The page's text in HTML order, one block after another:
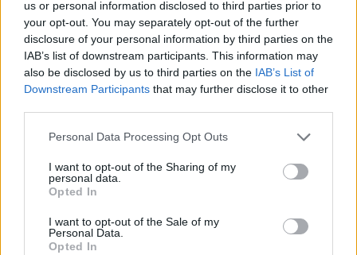
us or personal information disclosed to third parties prior to
your opt-out. You may separately opt-out of the further
disclosure of your personal information by third parties on the
IAB’s list of downstream participants. This information may
also be disclosed by us to third parties on the IAB’s List of
Downstream Participants that may further disclose it to other
Personal Data Processing Opt Outs
I want to opt-out of the Sharing of my
personal data.
Opted In
I want to opt-out of the Sale of my
Personal Data.
Opted In
ARTIGOS RELACIONADOSMAIS DO AUTOR
Deputados do PSD saúdam Banda
Sinfónica da ARMAB pelo 1º lugar no